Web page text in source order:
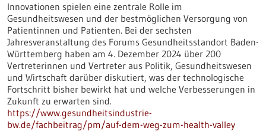
Innovationen spielen eine zentrale Rolle im
Gesundheitswesen und der bestmöglichen Versorgung von
Patientinnen und Patienten. Bei der sechsten
Jahresveranstaltung des Forums Gesundheitsstandort Baden-
Württemberg haben am 4. Dezember 2024 über 200
Vertreterinnen und Vertreter aus Politik, Gesundheitswesen
und Wirtschaft darüber diskutiert, was der technologische
Fortschritt bisher bewirkt hat und welche Verbesserungen in
Zukunft zu erwarten sind.
https://www.gesundheitsindustrie-
bw.de/fachbeitrag/pm/auf-dem-weg-zum-health-valley